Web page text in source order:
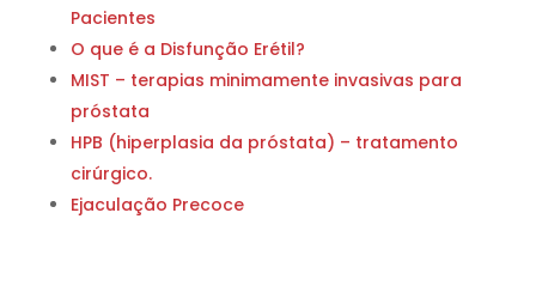
Pacientes
O que é a Disfunção Erétil?
MIST – terapias minimamente invasivas para
próstata
HPB (hiperplasia da próstata) – tratamento
cirúrgico.
Ejaculação Precoce